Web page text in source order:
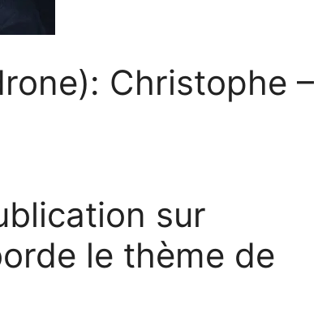
Christophe –
sur
le thème de